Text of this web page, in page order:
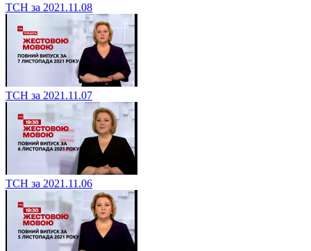
ТСН за 2021.11.08
ТСН за 2021.11.07
ТСН за 2021.11.06